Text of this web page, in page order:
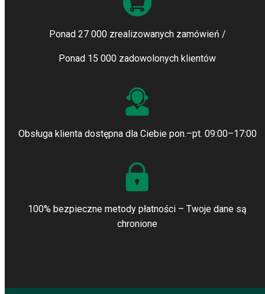
Ponad 27 000 zrealizowanych zamówień /
Ponad 15 000 zadowolonych klientów
Obsługa klienta dostępna dla Ciebie pon.–pt. 09:00–17:00
100% bezpieczne metody płatności – Twoje dane są
chronione